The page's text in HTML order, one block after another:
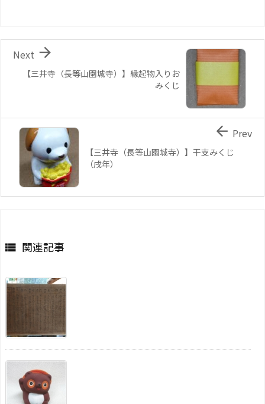
【三井寺（長等山園城寺）】縁起物入りお
みくじ

Next
【三井寺（長等山園城寺）】干支みくじ
（戌年）
 Prev
 関連記事